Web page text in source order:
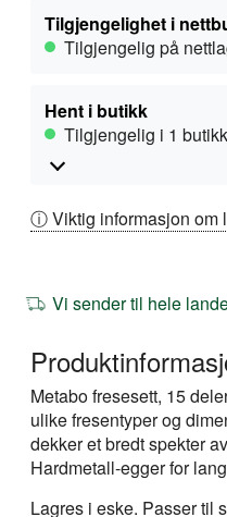
Tilgjengelighet i
Tilgjengelig på
Hent i butikk
Tilgjengelig i 1 butikk
ⓘ Viktig informasjon om
Vi sender til hele
Metabo fresesett, 15
ulike fresentyper og
dekker et bredt spekter
Hardmetall-egger for
Lagres i eske. Passer til